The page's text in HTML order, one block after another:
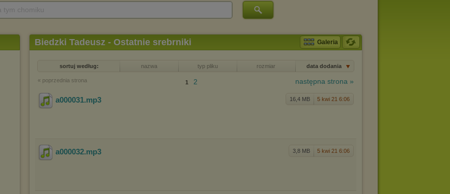
Biedzki Tadeusz - Ostatnie srebrniki Galeria
sortuj według: nazwa typ pliku rozmiar data dodania
« poprzednia strona następna strona »
1 2
16,4 MB 5 kwi 21 6:06
a000031.mp3
3,8 MB 5 kwi 21 6:06
a000032.mp3